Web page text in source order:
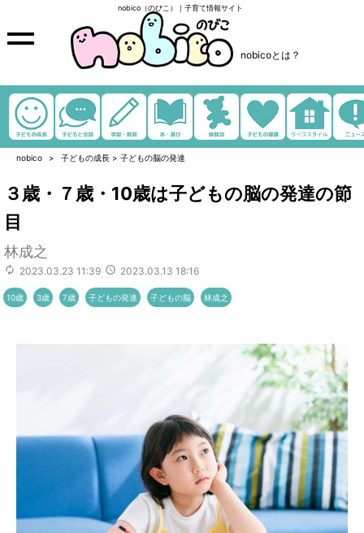
nobico（のびこ）｜子育て情報サイト
nobicoとは？
nobico 子どもの成長 > 子どもの脳の発達
３歳・７歳・10歳は子どもの脳の発達の節
目
林成之
2023.03.23 11:39 2023.03.13 18:16
10歳 3歳 7歳 子どもの発達 子どもの脳 林成之